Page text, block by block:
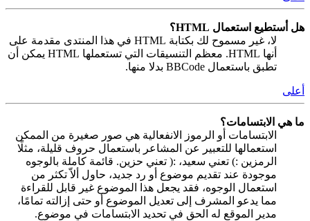
هل أستطيع استعمال HTML؟
لا، غير مسموح لك بكتابة HTML في هذا المنتدى مقدمة على
أنها HTML. معظم التنسيقات التي تستعملها HTML يمكن أن
تطبق باستعمال BBCode بدلا منها.
أعلى
ما هي الابتسامات؟
الابتسامات أو الرموز الانفعالية هي صور صغيرة من الممكن
استعمالها للتعبير عن المشاعر باستعمال حروف قليلة، مثلًا
الرمزين :) تعني سعيد، :( تعني حزين. قائمة كاملة بالوجوه
موجودة عند تقديم موضوع أو رد جديد، حاول ألاّ تكثر من
استعمال الوجوه، فقد يجعل هذا الموضوع غير قابل للقراءة
مما يدعو المشرف إلى تعديل الموضوع أو حتى إزالته تمامًا،
مدير الموقع له الحق في تحديد الابتسامات في موضوع.